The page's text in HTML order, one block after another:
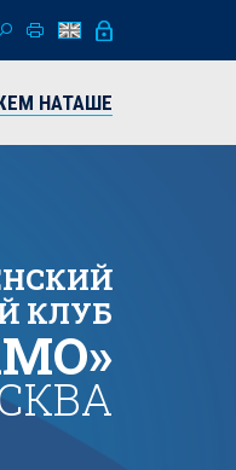
НАТАШЕ
КЛУБ